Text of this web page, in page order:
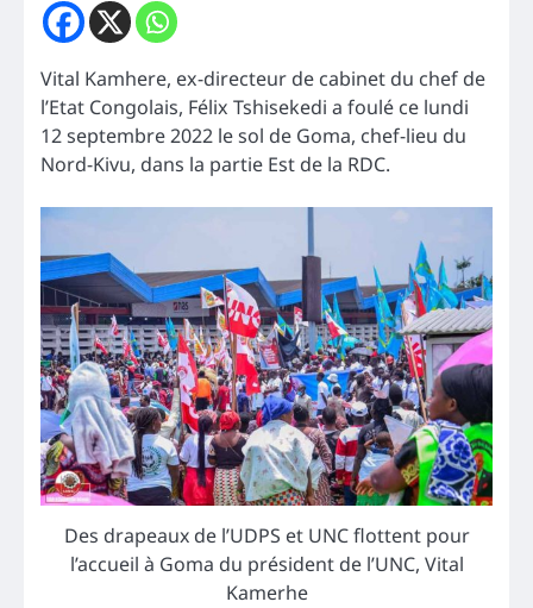
Vital Kamhere, ex-directeur de cabinet du chef de
l’Etat Congolais, Félix Tshisekedi a foulé ce lundi
12 septembre 2022 le sol de Goma, chef-lieu du
Nord-Kivu, dans la partie Est de la RDC.
Des drapeaux de l’UDPS et UNC flottent pour
l’accueil à Goma du président de l’UNC, Vital
Kamerhe